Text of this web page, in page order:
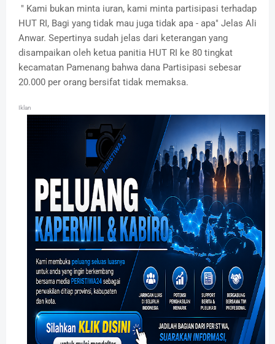
" Kami bukan minta iuran, kami minta partisipasi terhadap
HUT RI, Bagi yang tidak mau juga tidak apa - apa" Jelas Ali
Anwar. Sepertinya sudah jelas dari keterangan yang
disampaikan oleh ketua panitia HUT RI ke 80 tingkat
kecamatan Pamenang bahwa dana Partisipasi sebesar
20.000 per orang bersifat tidak memaksa.
Iklan